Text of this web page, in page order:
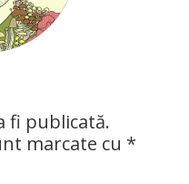
fi publicată.
marcate cu *